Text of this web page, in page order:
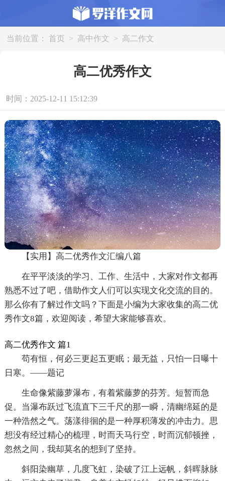
当前位置： 首页 > 高中作文 > 高二作文
高二优秀作文
时间：2025-12-11 15:12:39
【实用】高二优秀作文汇编八篇
在平平淡淡的学习、工作、生活中，大家对作文都再
熟悉不过了吧，借助作文人们可以实现文化交流的目的。
那么你有了解过作文吗？下面是小编为大家收集的高二优
秀作文8篇，欢迎阅读，希望大家能够喜欢。
高二优秀作文 篇1
苟有恒，何必三更起五更眠；最无益，只怕一日曝十
日寒。——题记
生命像紫藤萝瀑布，有着紫藤萝的芬芳。短暂而急
促。当瀑布跃过飞流直下三千尺的那一瞬，清幽绵延的是
一种浩然之气。荡漾徘徊的是一种厚积薄发的冲击力。思
想没有经过精心的梳理，时而天马行空，时而沉郁顿挫，
忽然之间，我却莫名的想到了坚持。
斜阳染幽草，几度飞虹，染破了江上远帆，斜晖脉脉